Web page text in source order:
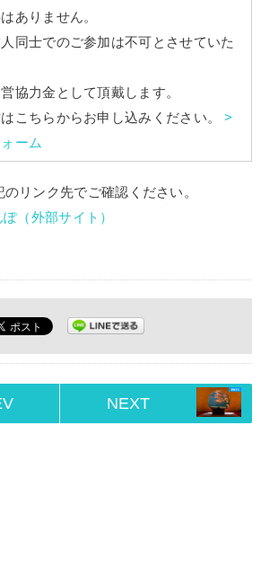
ありません。
同士でのご参加は不可とさせていた
協力金として頂戴します。
こちらからお申し込みください。>
ーム
のリンク先でご確認ください。
（外部サイト）
NEXT